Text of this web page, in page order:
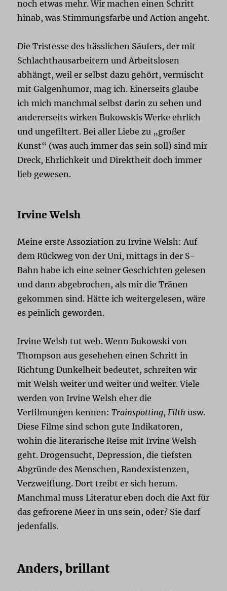
noch etwas mehr. Wir machen einen Schritt
hinab, was Stimmungsfarbe und Action angeht.
Die Tristesse des hässlichen Säufers, der mit
Schlachthausarbeitern und Arbeitslosen
abhängt, weil er selbst dazu gehört, vermischt
mit Galgenhumor, mag ich. Einerseits glaube
ich mich manchmal selbst darin zu sehen und
andererseits wirken Bukowskis Werke ehrlich
und ungefiltert. Bei aller Liebe zu „großer
Kunst“ (was auch immer das sein soll) sind mir
Dreck, Ehrlichkeit und Direktheit doch immer
lieb gewesen.
Irvine Welsh
Meine erste Assoziation zu Irvine Welsh: Auf
dem Rückweg von der Uni, mittags in der S-
Bahn habe ich eine seiner Geschichten gelesen
und dann abgebrochen, als mir die Tränen
gekommen sind. Hätte ich weitergelesen, wäre
es peinlich geworden.
Irvine Welsh tut weh. Wenn Bukowski von
Thompson aus gesehehen einen Schritt in
Richtung Dunkelheit bedeutet, schreiten wir
mit Welsh weiter und weiter und weiter. Viele
werden von Irvine Welsh eher die
Verfilmungen kennen:Trainspotting, Filth usw.
Diese Filme sind schon gute Indikatoren,
wohin die literarische Reise mit Irvine Welsh
geht. Drogensucht, Depression, die tiefsten
Abgründe des Menschen, Randexistenzen,
Verzweiflung. Dort treibt er sich herum.
Manchmal muss Literatur eben doch die Axt für
das gefrorene Meer in uns sein, oder? Sie darf
jedenfalls.
Anders, brillant